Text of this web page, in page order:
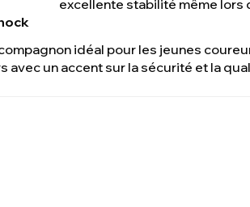
excellente stabilité même
compagnon idéal pour les jeunes
avec un accent sur la sécurité et la